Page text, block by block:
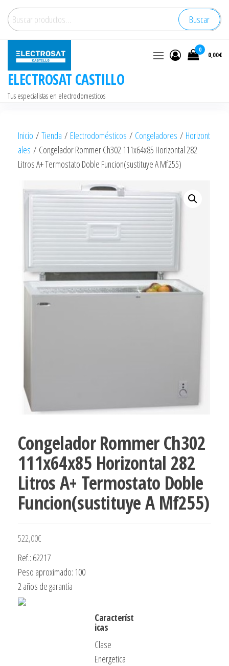
Saltar
contenido
Buscar
por:
Buscar
ELECTROSAT CASTILLO
Tus especialistas en electrodomesticos
0
0,00€
Inicio / Tienda / Electrodomésticos / Congeladores / Horizont
ales / Congelador Rommer Ch302 111x64x85 Horizontal 282
Litros A+ Termostato Doble Funcion(sustituye A Mf255)
Congelador Rommer Ch302
111x64x85 Horizontal 282
Litros A+ Termostato Doble
Funcion(sustituye A Mf255)
522,00€
Ref.: 62217
Peso aproximado: 100
2 años de garantía
Característ
icas
Clase
Energetica